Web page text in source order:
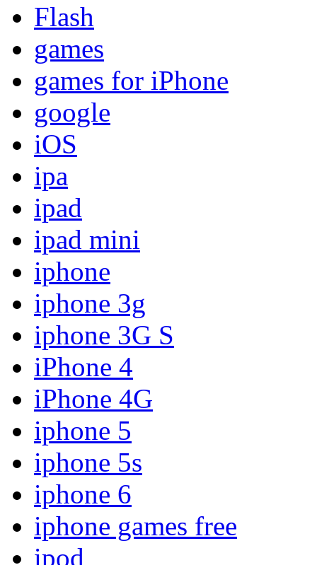
Flash
games
games for iPhone
google
iOS
ipa
ipad
ipad mini
iphone
iphone 3g
iphone 3G S
iPhone 4
iPhone 4G
iphone 5
iphone 5s
iphone 6
iphone games free
ipod